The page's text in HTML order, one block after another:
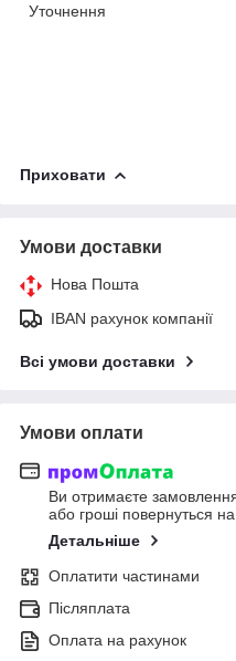
Уточнення
Приховати
Умови доставки
Нова Пошта
IBAN рахунок компанії
Всі умови доставки
Умови оплати
Ви отримаєте
або гроші повернуться
Детальніше
Оплатити частинами
Післяплата
Оплата на рахунок